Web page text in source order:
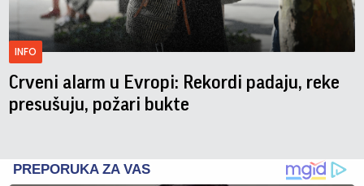
INFO
Crveni alarm u Evropi: Rekordi padaju, reke
presušuju, požari bukte